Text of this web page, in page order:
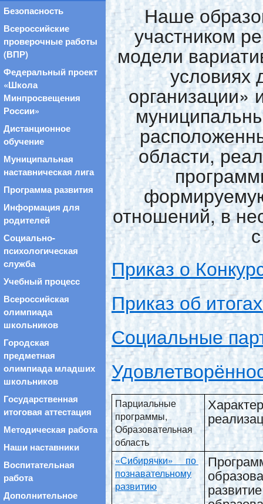
Наше
участником
модели
условиях
организации»
области,
отношений, в
Приказ о
Приказ об
Социальные
Парциальные
программы,
Образовательная
область
«Сибирячки» по
познавательному
развитию
Безопасность
Всероссийские
проверочные работы
(ВПР)
Федеральный проект
«Школа
Минпросвещения
России»
Дистанционное
обучение
Муниципальная
наставническая лига
Программа развития
Информация для
родителей
Социально-
психологическая
служба
Учебный процесс
Всероссийская
олимпиада
школьников
Городская
предметная
олимпиада младших
школьников
Государственная
итоговая аттестация
Методическая работа
Наши наставники
Воспитательная
работа
Дополнительное